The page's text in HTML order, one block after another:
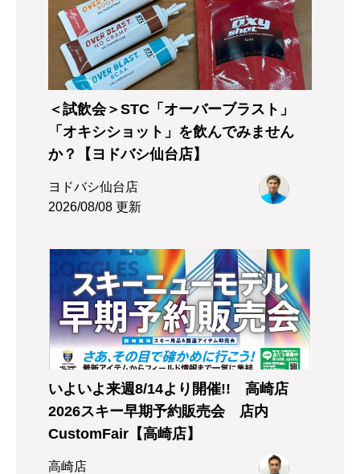
＜試飲会＞STC「オーバーブラスト」
「オキシショット」を飲んでみません
か？【ヨドバシ仙台店】
ヨドバシ仙台店
2026/08/08 更新
いよいよ来週8/14より開催!! 高崎店
2026スキー早期予約販売会 店内
CustomFair【高崎店】
高崎店